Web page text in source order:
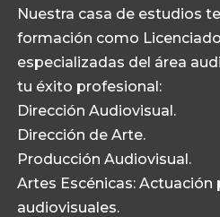
Nuestra casa de estudios
formación como
especializadas del área
tu éxito profesional:
Dirección Audiovisual.
Dirección de Arte.
Producción Audiovisual.
Artes Escénicas: Actuación
audiovisuales.